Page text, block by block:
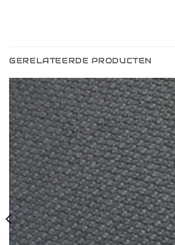
GERELATEERDE PRODUCTEN